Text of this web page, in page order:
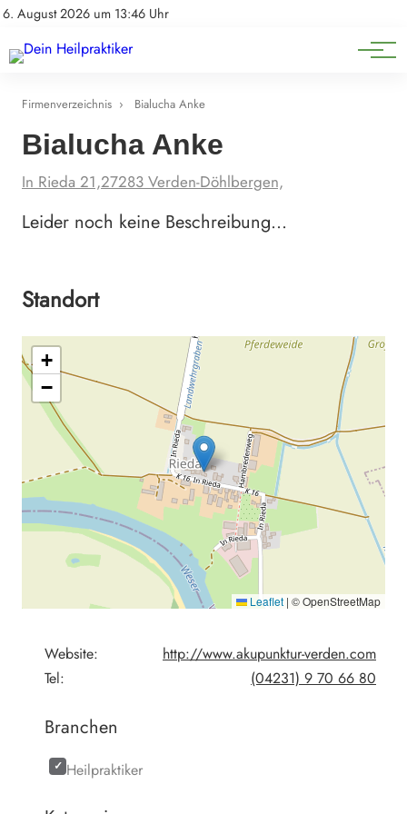
6. August 2026 um 13:46 Uhr
Impressum
Natürliche Medizin
Heilpflanzen & Kräuterkunde
Firmenverzeichnis › Bialucha Anke
Bialucha Anke
In Rieda 21,27283 Verden-Döhlbergen,
Leider noch keine Beschreibung…
Standort
+
−
Leaflet | © OpenStreetMap
Website:
http://www.akupunktur-verden.com
Tel:
(04231) 9 70 66 80
Branchen
Heilpraktiker